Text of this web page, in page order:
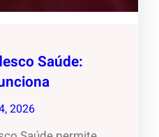
Saúde:
2026